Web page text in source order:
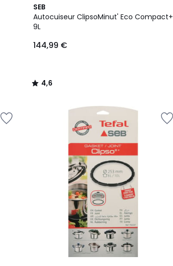
SEB
Autocuiseur ClipsoMinut' Eco Compact+
9L
144,99 €
4,6
/ 5
4,6
/